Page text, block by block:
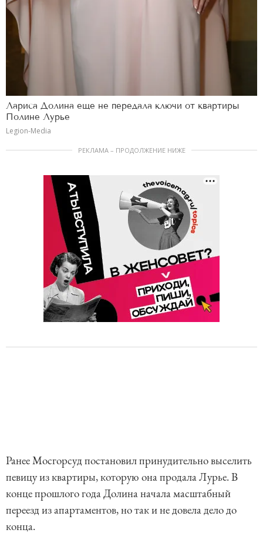
Лариса Долина еще не передала ключи от квартиры
Полине Лурье
Legion-Media
РЕКЛАМА – ПРОДОЛЖЕНИЕ НИЖЕ
Ранее Мосгорсуд постановил принудительно выселить
певицу из квартиры, которую она продала Лурье. В
конце прошлого года Долина начала масштабный
переезд из апартаментов, но так и не довела дело до
конца.